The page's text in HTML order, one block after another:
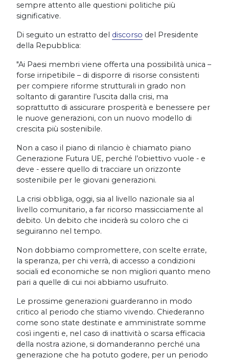
sempre attento alle questioni politiche più
significative.
Di seguito un estratto del discorso del Presidente
della Repubblica:
"Ai Paesi membri viene offerta una possibilità unica –
forse irripetibile – di disporre di risorse consistenti
per compiere riforme strutturali in grado non
soltanto di garantire l’uscita dalla crisi, ma
soprattutto di assicurare prosperità e benessere per
le nuove generazioni, con un nuovo modello di
crescita più sostenibile.
Non a caso il piano di rilancio è chiamato piano
Generazione Futura UE, perché l’obiettivo vuole - e
deve - essere quello di tracciare un orizzonte
sostenibile per le giovani generazioni.
La crisi obbliga, oggi, sia al livello nazionale sia al
livello comunitario, a far ricorso massicciamente al
debito. Un debito che inciderà su coloro che ci
seguiranno nel tempo.
Non dobbiamo compromettere, con scelte errate,
la speranza, per chi verrà, di accesso a condizioni
sociali ed economiche se non migliori quanto meno
pari a quelle di cui noi abbiamo usufruito.
Le prossime generazioni guarderanno in modo
critico al periodo che stiamo vivendo. Chiederanno
come sono state destinate e amministrate somme
così ingenti e, nel caso di inattività o scarsa efficacia
della nostra azione, si domanderanno perché una
generazione che ha potuto godere, per un periodo